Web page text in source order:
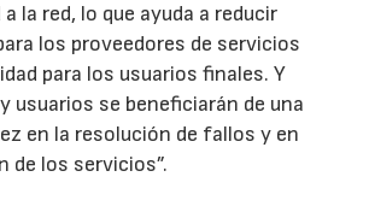
la red, lo que ayuda a reducir
los proveedores de servicios
para los usuarios finales. Y
usuarios se beneficiarán de una
en la resolución de fallos y en
de los servicios”.